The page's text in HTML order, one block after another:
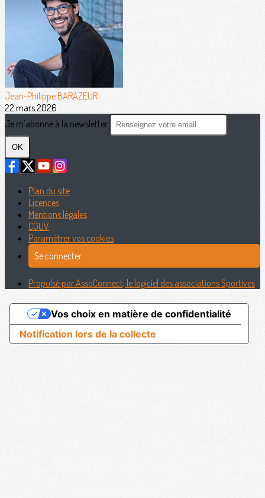
Jean-Philippe BARAZEUR
22 mars 2026
Je m'abonne à la newsletter
OK
Plan du site
Licences
Mentions légales
CGUV
Paramétrer vos cookies
Se connecter
Propulsé par AssoConnect, le logiciel des associations Sportives
Notification lors de la collecte
Vos choix en matière de confidentialité